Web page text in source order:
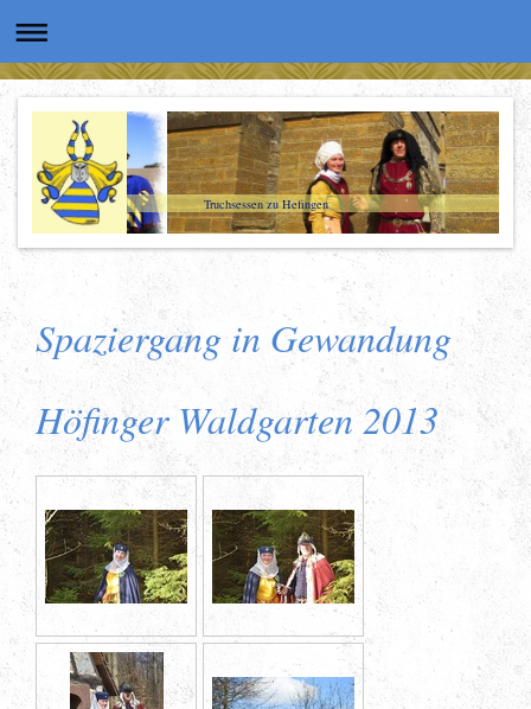
Truchsessen zu Hefingen
Spaziergang in Gewandung
Höfinger Waldgarten 2013